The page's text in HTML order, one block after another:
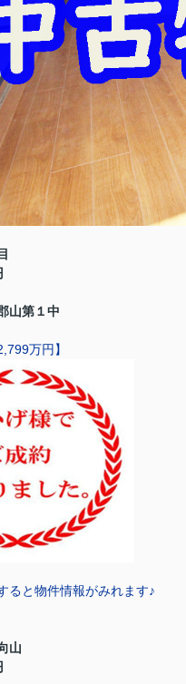
山第１中
万円】
ると物件情報がみれます♪
山